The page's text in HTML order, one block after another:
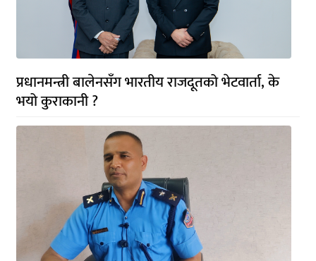
प्रधानमन्त्री बालेनसँग भारतीय राजदूतको भेटवार्ता, के
भयो कुराकानी ?